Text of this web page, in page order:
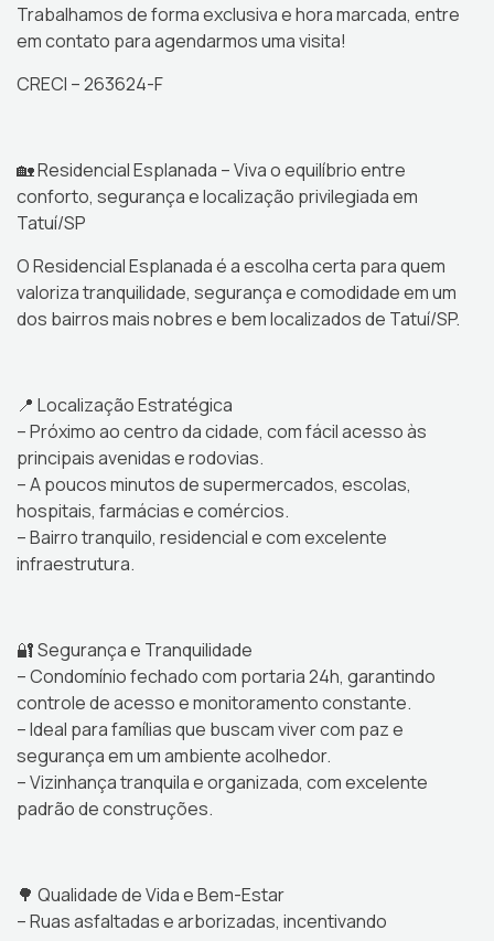
Trabalhamos de forma exclusiva e hora marcada, entre
em contato para agendarmos uma visita!
CRECI – 263624-F
🏡 Residencial Esplanada – Viva o equilíbrio entre
conforto, segurança e localização privilegiada em
Tatuí/SP
O Residencial Esplanada é a escolha certa para quem
valoriza tranquilidade, segurança e comodidade em um
dos bairros mais nobres e bem localizados de Tatuí/SP.
📍 Localização Estratégica
– Próximo ao centro da cidade, com fácil acesso às
principais avenidas e rodovias.
– A poucos minutos de supermercados, escolas,
hospitais, farmácias e comércios.
– Bairro tranquilo, residencial e com excelente
infraestrutura.
🔐 Segurança e Tranquilidade
– Condomínio fechado com portaria 24h, garantindo
controle de acesso e monitoramento constante.
– Ideal para famílias que buscam viver com paz e
segurança em um ambiente acolhedor.
– Vizinhança tranquila e organizada, com excelente
padrão de construções.
🌳 Qualidade de Vida e Bem-Estar
– Ruas asfaltadas e arborizadas, incentivando